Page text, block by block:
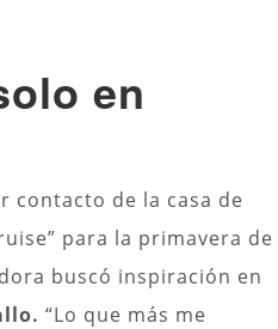
en
contacto de la casa de
para la primavera de
buscó inspiración en
“Lo que más me